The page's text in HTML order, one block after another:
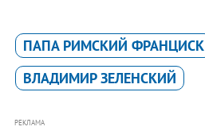
ПАПА РИМСКИЙ ФРАНЦИСК
ВЛАДИМИР ЗЕЛЕНСКИЙ
РЕКЛАМА